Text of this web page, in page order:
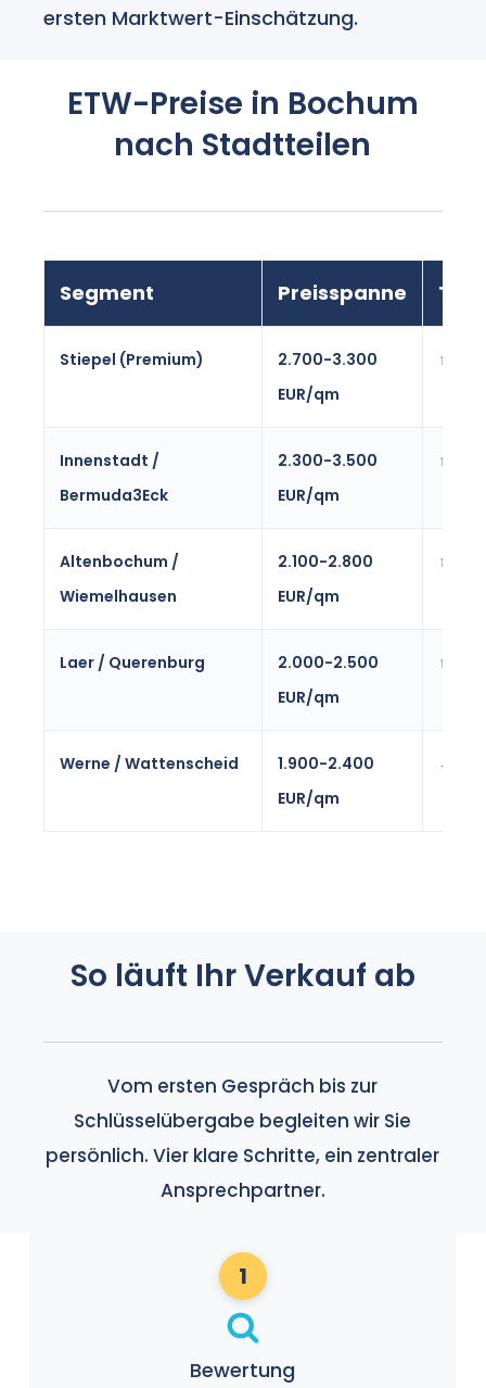
ersten Marktwert-Einschätzung.
ETW-Preise in Bochum
nach Stadtteilen
Segment Preisspanne
Stiepel (Premium)
2.700-3.300
EUR/qm
↑3-
Innenstadt /
Bermuda3Eck
2.300-3.500
EUR/qm
↑2-
Altenbochum /
Wiemelhausen
2.100-2.800
EUR/qm
↑2-
Laer / Querenburg
2.000-2.500
EUR/qm
↑2-
Werne / Wattenscheid
1.900-2.400
EUR/qm
→0-
So läuft Ihr Verkauf ab
Vom ersten Gespräch bis zur
Schlüsselübergabe begleiten wir Sie
persönlich. Vier klare Schritte, ein zentraler
Ansprechpartner.
1
Bewertung